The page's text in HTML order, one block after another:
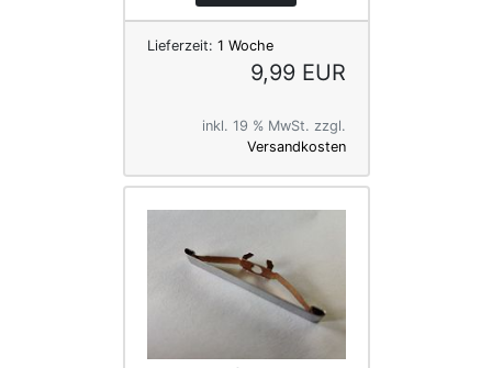
Lieferzeit: 1 Woche
9,99 EUR
inkl. 19 % MwSt. zzgl.
Versandkosten